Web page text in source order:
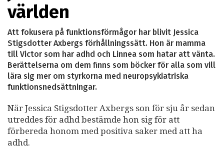
världen
Att fokusera på funktionsförmågor har blivit Jessica
Stigsdotter Axbergs förhållningssätt. Hon är mamma
till Victor som har adhd och Linnea som hatar att vänta.
Berättelserna om dem finns som böcker för alla som vill
lära sig mer om styrkorna med neuropsykiatriska
funktionsnedsättningar.
När Jessica Stigsdotter Axbergs son för sju år sedan
utreddes för adhd bestämde hon sig för att
förbereda honom med positiva saker med att ha
adhd.